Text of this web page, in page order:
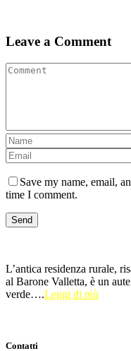
Leave a Comment
Save my name, email,
time I comment.
L’antica residenza rurale,
al Barone Valletta, è un
verde….Leggi di più
Contatti